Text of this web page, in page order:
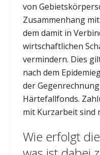
von
Zusammenhang
dem damit in
wirtschaftlichen
vermindern. Dies
nach dem
der
Härtefallfonds.
mit Kurzarbeit sind
Wie erfolgt